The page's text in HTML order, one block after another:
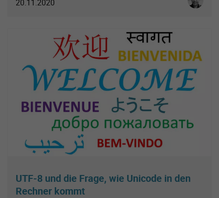
20.11.2020
UTF-8 und die Frage, wie Unicode in den
Rechner kommt